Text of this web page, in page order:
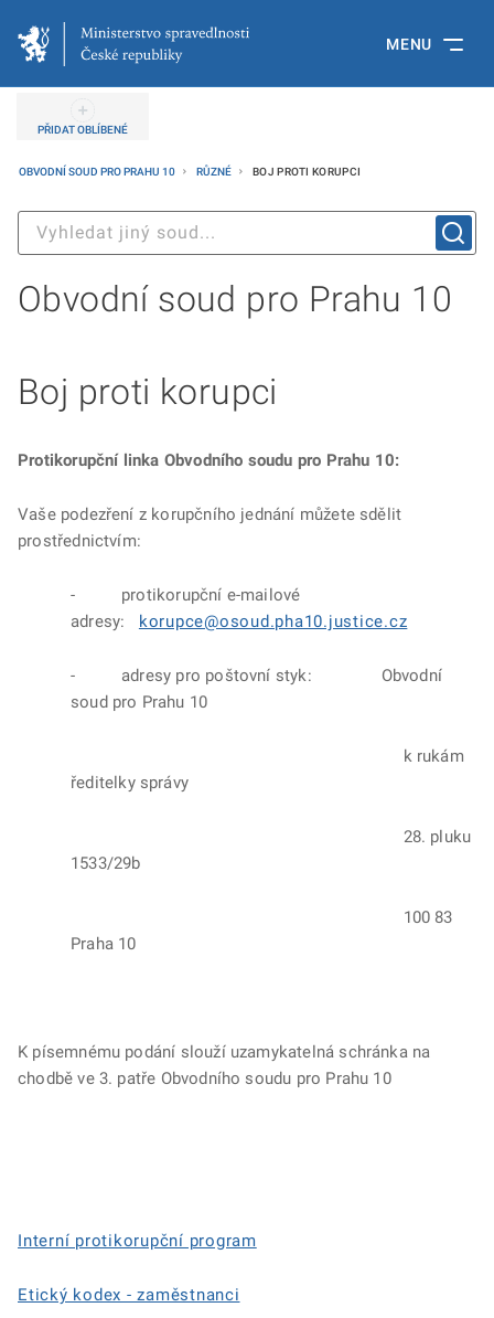
MENU
PŘIDAT OBLÍBENÉ
OBVODNÍ SOUD PRO PRAHU 10 RŮZNÉ BOJ PROTI KORUPCI
Obvodní soud pro Prahu 10
Boj proti korupci
Protikorupční linka Obvodního soudu pro Prahu 10:
Vaše podezření z korupčního jednání můžete sdělit
prostřednictvím:
- protikorupční e-mailové
adresy: korupce@osoud.pha10.justice.cz
- adresy pro poštovní styk: Obvodní
soud pro Prahu 10
k rukám
ředitelky správy
28. pluku
1533/29b
100 83
Praha 10
K písemnému podání slouží uzamykatelná schránka na
chodbě ve 3. patře Obvodního soudu pro Prahu 10
Interní protikorupční program
Etický kodex - zaměstnanci